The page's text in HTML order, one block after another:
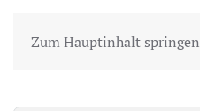
Zum Hauptinhalt springen